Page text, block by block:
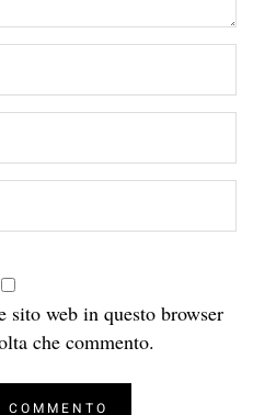
web in questo browser
che commento.